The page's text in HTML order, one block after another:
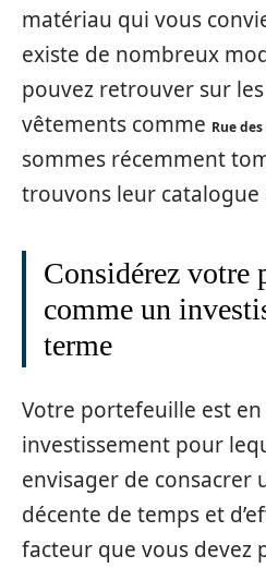
matériau qui vous
existe de nombreux
pouvez retrouver sur
vêtements comme Rue
sommes récemment
trouvons leur catalogue
Considérez votre
comme un
terme
Votre portefeuille est
investissement pour
envisager de consacrer
décente de temps et
facteur que vous devez